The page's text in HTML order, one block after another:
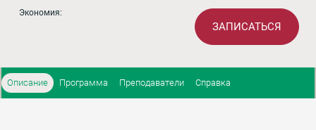
Экономия:
ЗАПИСАТЬСЯ
Описание Программа Преподаватели Справка